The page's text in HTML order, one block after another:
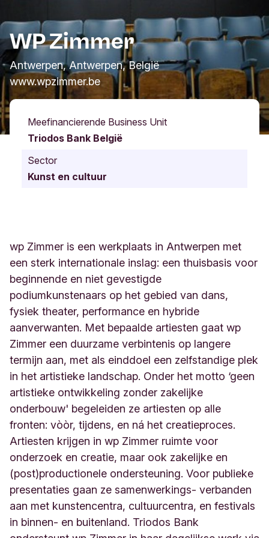
WP Zimmer
Antwerpen, Antwerpen, België
www.wpzimmer.be
Meefinancierende Business Unit
Triodos Bank België
Sector
Kunst en cultuur
wp Zimmer is een werkplaats in Antwerpen met
een sterk internationale inslag: een thuisbasis voor
beginnende en niet gevestigde
podiumkunstenaars op het gebied van dans,
fysiek theater, performance en hybride
aanverwanten. Met bepaalde artiesten gaat wp
Zimmer een duurzame verbintenis op langere
termijn aan, met als einddoel een zelfstandige plek
in het artistieke landschap. Onder het motto ‘geen
artistieke ontwikkeling zonder zakelijke
onderbouw' begeleiden ze artiesten op alle
fronten: vòòr, tijdens, en ná het creatieproces.
Artiesten krijgen in wp Zimmer ruimte voor
onderzoek en creatie, maar ook zakelijke en
(post)productionele ondersteuning. Voor publieke
presentaties gaan ze samenwerkings- verbanden
aan met kunstencentra, cultuurcentra, en festivals
in binnen- en buitenland. Triodos Bank